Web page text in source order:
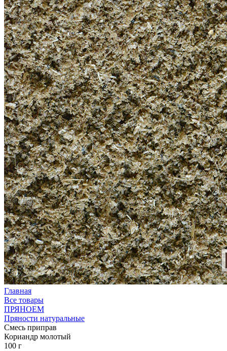
Главная
Все товары
ПРЯНОЕМ
Пряности натуральные
Смесь приправ
Кориандр молотый
100 г